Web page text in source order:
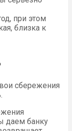
при этом
близка к
сбережения
даем банку